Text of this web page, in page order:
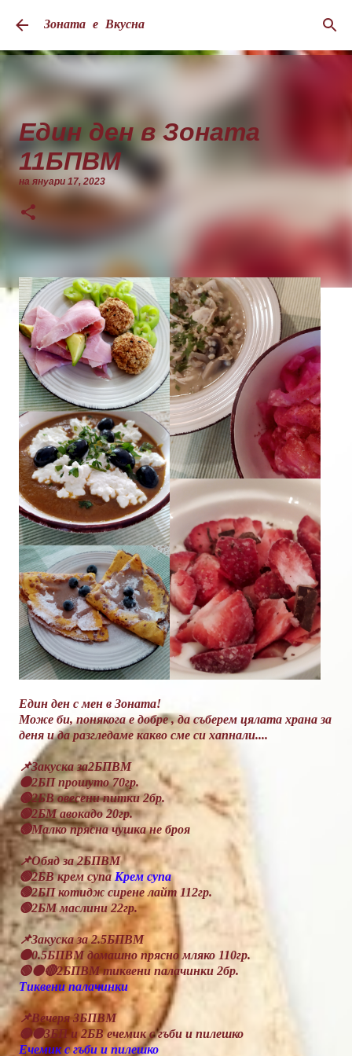
Пропускане към основното съдържание
Зоната е Вкусна
Един ден в Зоната
11БПВМ
наянуари 17, 2023
Един ден с мен в Зоната!
Може би, понякога е добре , да съберем цялата храна за
деня и да разгледаме какво сме си хапнали....
📌Закуска за2БПВМ
🟠2БП прошуто 70гр.
🟢2БВ овесени питки 2бр.
🟢2БМ авокадо 20гр.
🟢Малко прясна чушка не броя
📌Обяд за 2БПВМ
🟢2БВ крем супаКрем супа
🟢2БП котидж сирене лайт 112гр.
🟢2БМ маслини 22гр.
📌Закуска за 2.5БПВМ
🟠0.5БПВМ домашно прясно мляко 110гр.
🟢🟠🔴2БПВМ тиквени палачинки 2бр.
Тиквени палачинки
📌Вечеря 3БПВМ
🟢🟠3БП и 2БВ ечемик с гъби и пилешко
Ечемик с гъби и пилешко